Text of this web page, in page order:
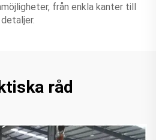
från enkla kanter till
råd